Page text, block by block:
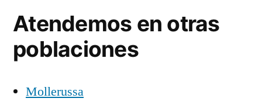
Atendemos en otras
poblaciones
Mollerussa